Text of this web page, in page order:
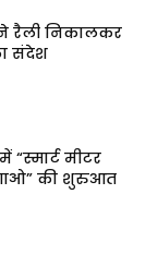
रैली निकालकर
संदेश
मीटर
की शुरुआत